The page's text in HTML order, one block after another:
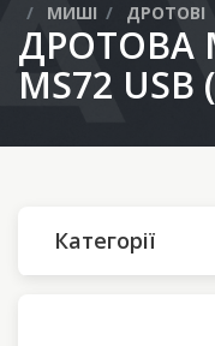
МИШІ
ДРОТОВІ
ДРОТОВА
MS72 USB
Категорії